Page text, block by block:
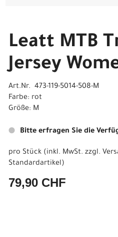
Leatt MTB
Jersey
Art.Nr. 473-119-5014-508-M
Farbe: rot
Größe: M
Bitte erfragen Sie die
pro Stück (inkl. MwSt. zzgl.
Standardartikel)
79,90 CHF